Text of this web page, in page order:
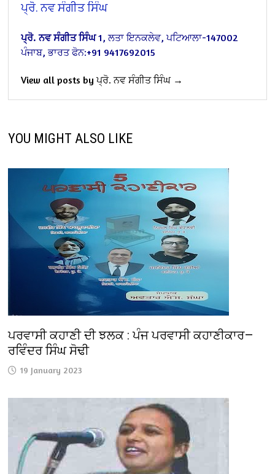
ਪ੍ਰੋ. ਨਵ ਸੰਗੀਤ ਸਿੰਘ
ਪ੍ਰੋ. ਨਵ ਸੰਗੀਤ ਸਿੰਘ 1, ਲਤਾ ਇਨਕਲੇਵ, ਪਟਿਆਲਾ-147002
ਪੰਜਾਬ, ਭਾਰਤ ਫੋਨ:+91 9417692015
View all posts by ਪ੍ਰੋ. ਨਵ ਸੰਗੀਤ ਸਿੰਘ →
YOU MIGHT ALSO LIKE
ਪਰਵਾਸੀ ਕਹਾਣੀ ਦੀ ਝਲਕ : ਪੰਜ ਪਰਵਾਸੀ ਕਹਾਣੀਕਾਰ—
ਰਵਿੰਦਰ ਸਿੰਘ ਸੋਢੀ
19 January 2023